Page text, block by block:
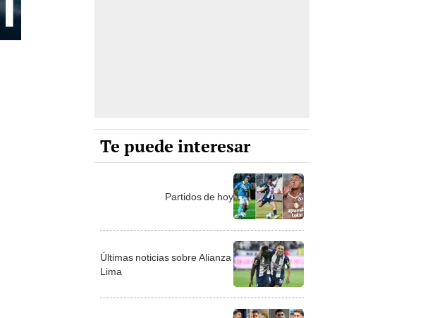
Te puede interesar
Partidos de hoy
Últimas noticias sobre Alianza
Lima